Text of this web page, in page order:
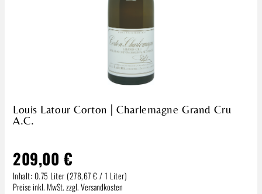
Louis Latour Corton | Charlemagne Grand Cru
A.C.
209,00 €
Inhalt: 0.75 Liter (278,67 € / 1 Liter)
Regulärer Preis:
Preise inkl. MwSt. zzgl. Versandkosten